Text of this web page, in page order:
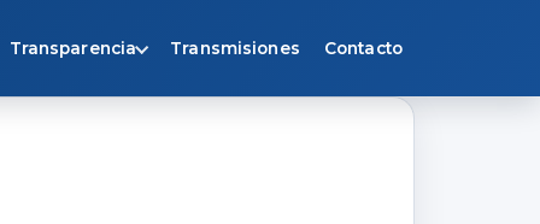
Transparencia Transmisiones Contacto